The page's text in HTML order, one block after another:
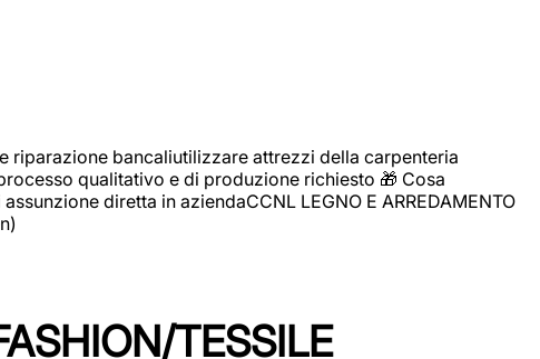
riparazione bancaliutilizzare attrezzi della carpenteria
qualitativo e di produzione richiesto 🎁 Cosa
diretta in aziendaCCNL LEGNO E ARREDAMENTO
TESSILE